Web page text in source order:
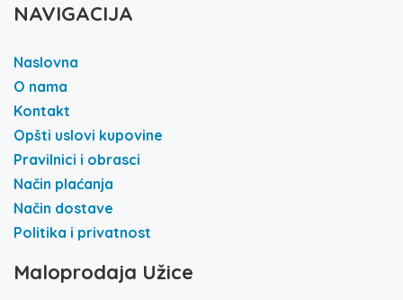
NAVIGACIJA
Naslovna
O nama
Kontakt
Opšti uslovi kupovine
Pravilnici i obrasci
Način plaćanja
Način dostave
Politika i privatnost
Maloprodaja Užice